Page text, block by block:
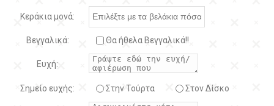
Κεράκια μονά:
Βεγγαλικά: Θα ήθελα Βεγγαλικά!!
Ευχή:
Σημείο ευχής: Στην Τούρτα Στον Δίσκο